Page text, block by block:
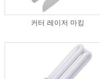
커터 레이저 마킹